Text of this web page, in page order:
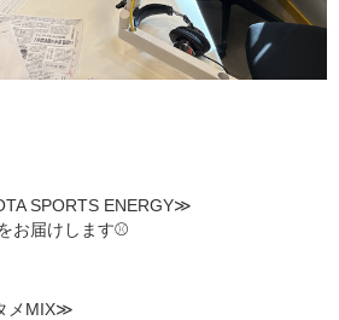
SPORTS ENERGY≫
お届けします⚾
メMIX≫